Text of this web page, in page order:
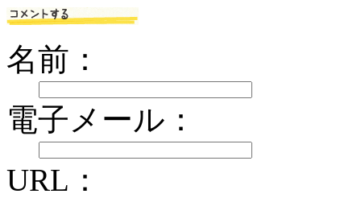
名前：
電子メール：
URL：